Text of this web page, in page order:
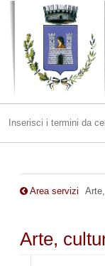
Salta al contenuto
Area servizi
Arte,